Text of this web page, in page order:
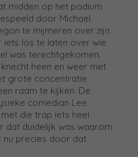
midden op het podium
door Michael
te mijmeren over zijn
los te laten over wie
was terechtgekomen.
heen en weer met
grote concentratie
raam te kijken. De
comedian Lee
die trap iets heel
dat duidelijk was waarom
nu precies door dat